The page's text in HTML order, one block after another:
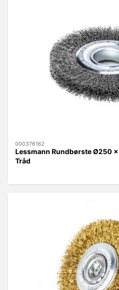
000376162
Lessmann Rundbørste Ø250
Tråd